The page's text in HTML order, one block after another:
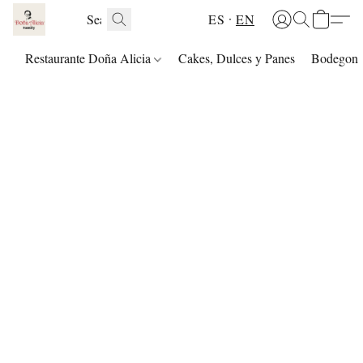
ES EN
Restaurante Doña Alicia Cakes, Dulces y Panes Bodegon